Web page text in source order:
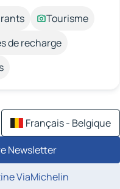
Tourisme
de recharge
Français - Belgique
Newsletter
ViaMichelin